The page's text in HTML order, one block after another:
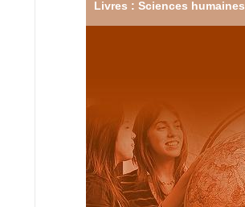
Livres : Sciences humaines